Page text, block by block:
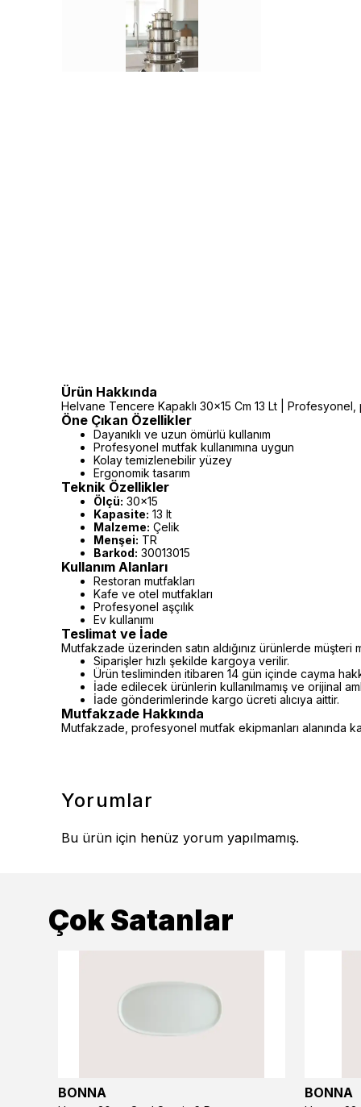
Ürün Hakkında
Helvane Tencere Kapaklı 30x15 Cm 13 Lt |
Öne Çıkan Özellikler
Dayanıklı ve uzun ömürlü kullanım
Profesyonel mutfak kullanımına uygun
Kolay temizlenebilir yüzey
Ergonomik tasarım
Teknik Özellikler
Ölçü: 30x15
Kapasite: 13 lt
Malzeme: Çelik
Menşei: TR
Barkod: 30013015
Kullanım Alanları
Restoran mutfakları
Kafe ve otel mutfakları
Profesyonel aşçılık
Ev kullanımı
Teslimat ve İade
Mutfakzade üzerinden satın aldığınız ürünlerde müşteri
Siparişler hızlı şekilde kargoya verilir.
Ürün tesliminden itibaren 14 gün içinde cayma
İade edilecek ürünlerin kullanılmamış ve orijinal
İade gönderimlerinde kargo ücreti alıcıya aittir.
Mutfakzade Hakkında
Mutfakzade, profesyonel mutfak ekipmanları alanında
Yorumlar
Bu ürün için henüz yorum yapılmamış.
Çok Satanlar
BONNA BONNA